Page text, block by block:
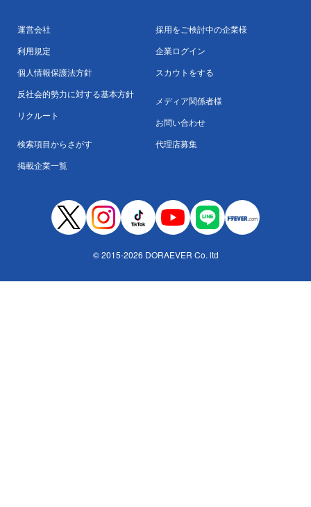
運営会社
利用規定
個人情報保護法方針
反社会的勢力に対する基本方針
リクルート
検索項目からさがす
掲載企業一覧
採用をご検討中の企業様
企業ログイン
スカウトをする
メディア関係者様
お問い合わせ
代理店募集
© 2015-2026 DORAEVER Co. ltd